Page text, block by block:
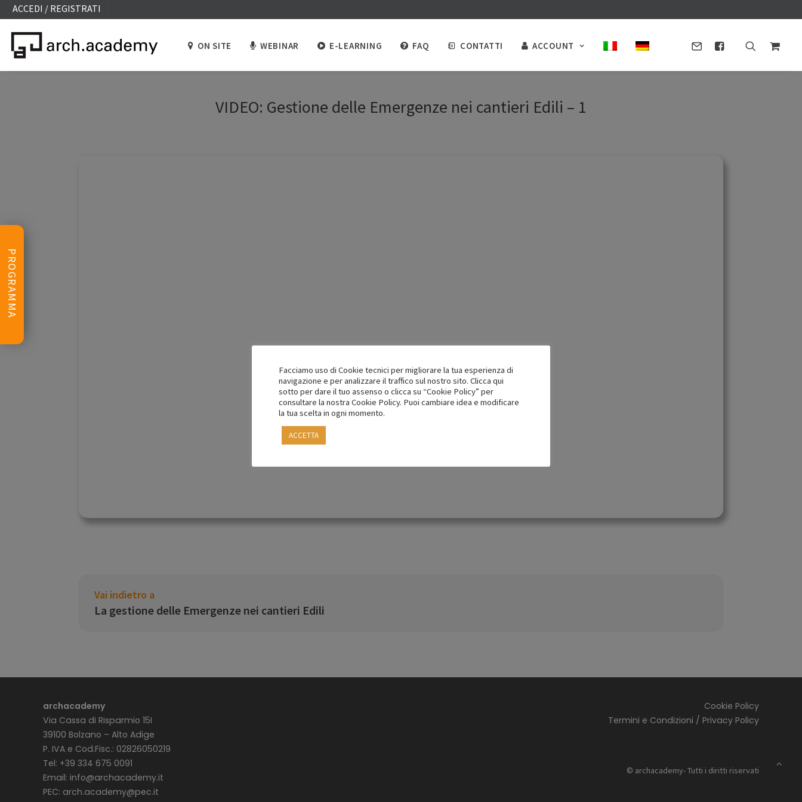
ACCEDI / REGISTRATI
ON SITE WEBINAR E-LEARNING FAQ CONTATTI ACCOUNT
VIDEO: Gestione delle Emergenze nei cantieri Edili – 1
Vai indietro a
La gestione delle Emergenze nei cantieri Edili
PROGRAMMA
archacademy
Via Cassa di Risparmio 15I
39100 Bolzano – Alto Adige
P. IVA e Cod.Fisc.: 02826050219
Tel: +39 334 675 0091
Email: info@archacademy.it
PEC: arch.academy@pec.it
Cookie Policy
Termini e Condizioni / Privacy Policy
© archacademy- Tutti i diritti riservati
Facciamo uso di Cookie tecnici per migliorare la tua esperienza di
navigazione e per analizzare il traffico sul nostro sito. Clicca qui
sotto per dare il tuo assenso o clicca su “Cookie Policy” per
consultare la nostra Cookie Policy. Puoi cambiare idea e modificare
la tua scelta in ogni momento.
ACCETTA